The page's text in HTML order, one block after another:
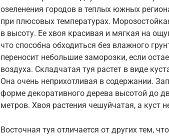
озеленения городов в теплых южных
при плюсовых температурах.
в высоту. Ее хвоя красивая и мягкая на
что способна обходиться без влажного
переносит небольшие заморозки, если
воздуха. Складчатая туя растет в виде
Она очень неприхотливая в содержании.
форме декоративного дерева высотой до
метров. Хвоя растения чешуйчатая, а куст
Восточная туя отличается от других тем,